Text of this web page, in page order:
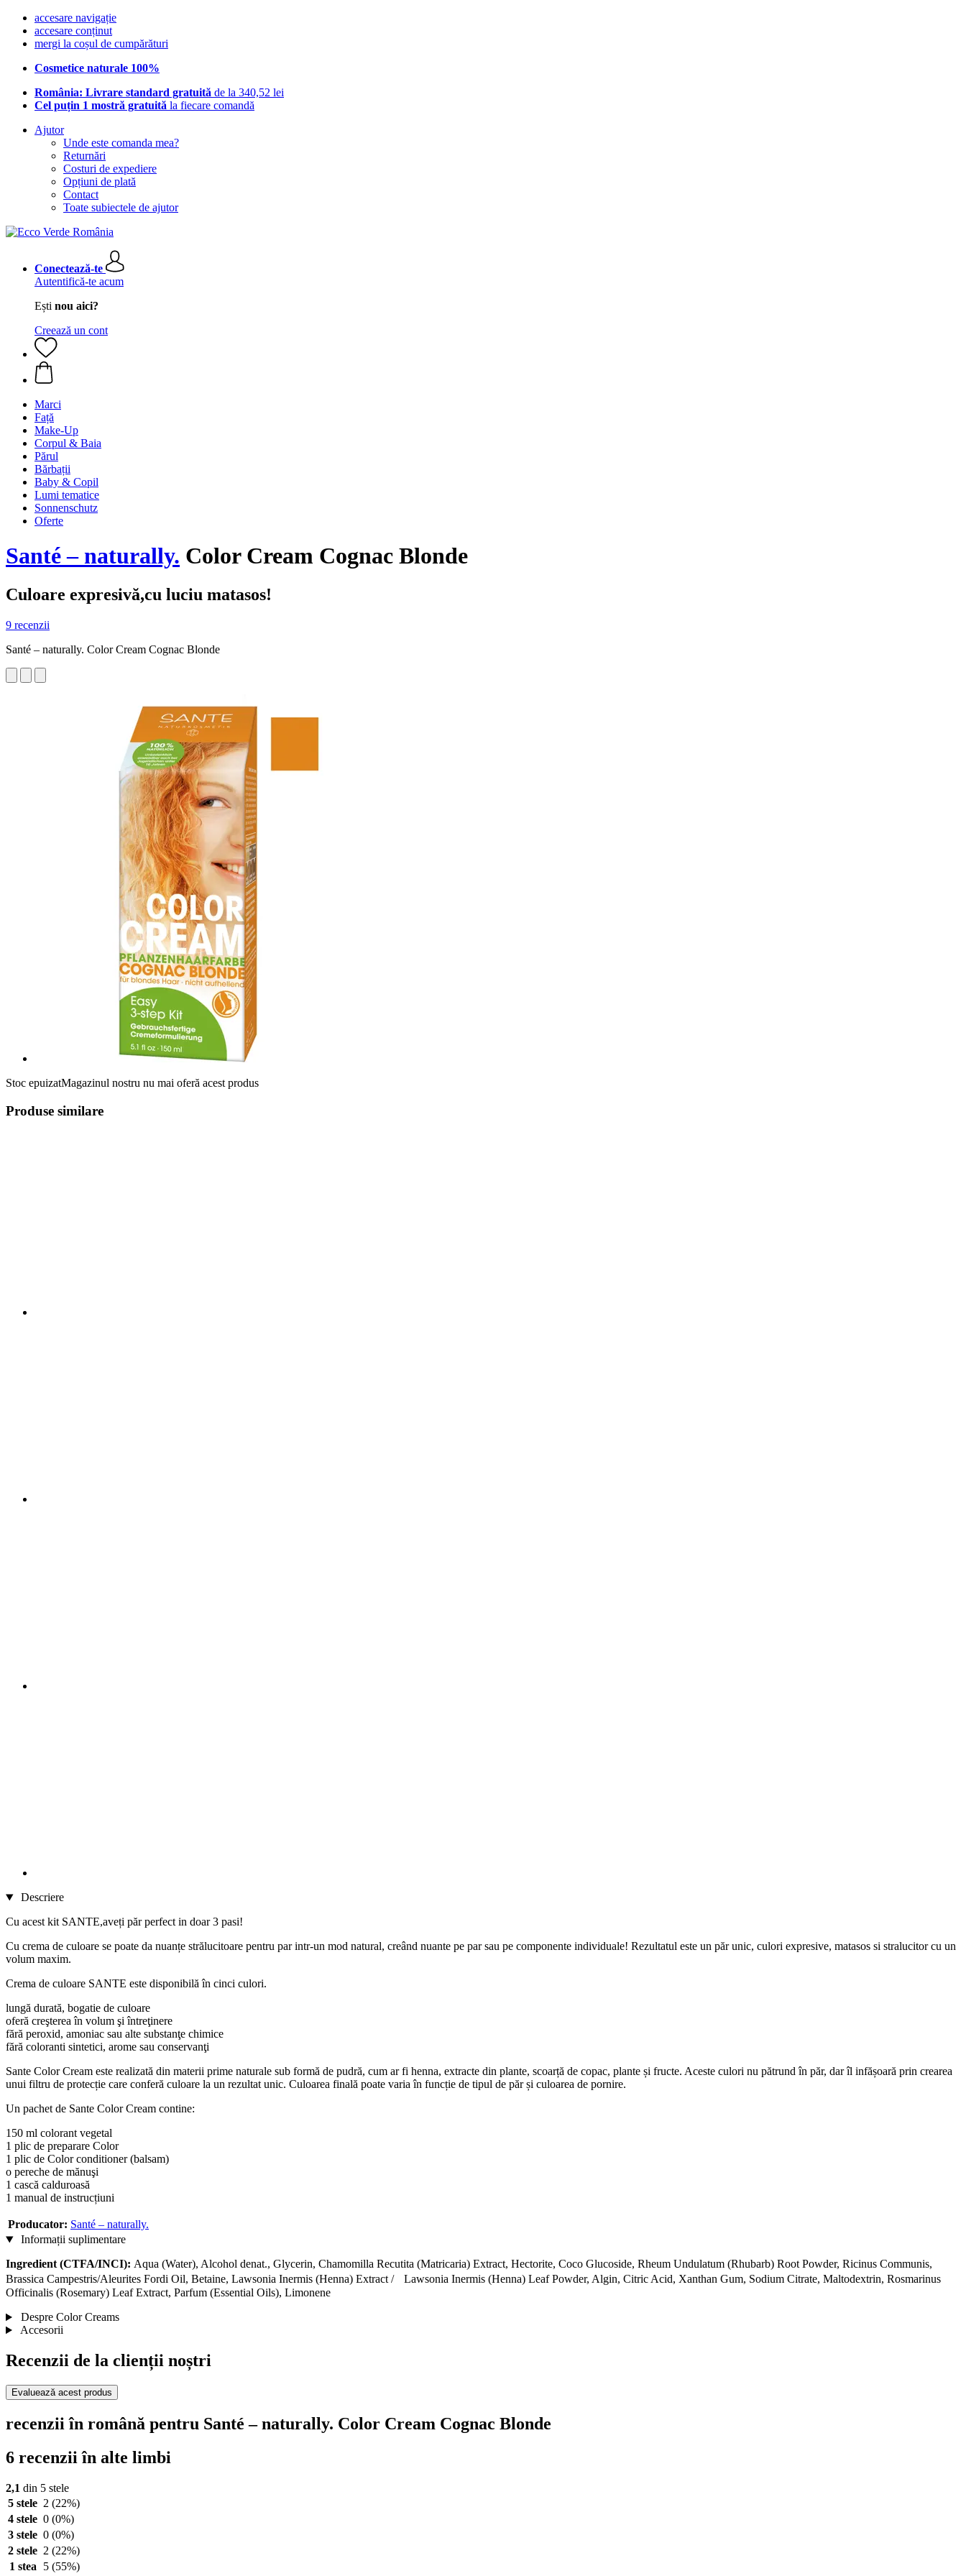
accesare navigație
accesare conținut
mergi la coșul de cumpărături
Cosmetice naturale 100%
România: Livrare standard gratuită de la 340,52 lei
Cel puțin 1 mostră gratuită la fiecare comandă
Ajutor
Unde este comanda mea?
Returnări
Costuri de expediere
Opțiuni de plată
Contact
Toate subiectele de ajutor
Conectează-te
Autentifică-te acum
Ești nou aici?
Creează un cont
Marci
Față
Make-Up
Corpul & Baia
Părul
Bărbații
Baby & Copil
Lumi tematice
Sonnenschutz
Oferte
Santé – naturally. Color Cream Cognac Blonde
Culoare expresivă,cu luciu matasos!
9 recenzii
Santé – naturally. Color Cream Cognac Blonde
Stoc epuizatMagazinul nostru nu mai oferă acest produs
Produse similare
Descriere
Cu acest kit SANTE,aveți păr perfect in doar 3 pasi!
Cu crema de culoare se poate da nuanțe strălucitoare pentru par intr-un mod natural, creând nuante pe par sau pe componente individuale! Rezultatul este un păr unic, culori expresive, matasos si stralucitor cu un
volum maxim.
Crema de culoare SANTE este disponibilă în cinci culori.
lungă durată, bogatie de culoare
oferă creşterea în volum şi întreţinere
fără peroxid, amoniac sau alte substanţe chimice
fără coloranti sintetici, arome sau conservanţi
Sante Color Cream este realizată din materii prime naturale sub formă de pudră, cum ar fi henna, extracte din plante, scoarță de copac, plante și fructe. Aceste culori nu pătrund în păr, dar îl infășoară prin crearea
unui filtru de protecție care conferă culoare la un rezultat unic. Culoarea finală poate varia în funcție de tipul de păr și culoarea de pornire.
Un pachet de Sante Color Cream contine:
150 ml colorant vegetal
1 plic de preparare Color
1 plic de Color conditioner (balsam)
o pereche de mănuşi
1 cască calduroasă
1 manual de instrucțiuni
Producator: Santé – naturally.
Informații suplimentare
Ingredient (CTFA/INCI): Aqua (Water), Alcohol denat., Glycerin, Chamomilla Recutita (Matricaria) Extract, Hectorite, Coco Glucoside, Rheum Undulatum (Rhubarb) Root Powder, Ricinus Communis,
Brassica Campestris/Aleurites Fordi Oil, Betaine, Lawsonia Inermis (Henna) Extract / Lawsonia Inermis (Henna) Leaf Powder, Algin, Citric Acid, Xanthan Gum, Sodium Citrate, Maltodextrin, Rosmarinus
Officinalis (Rosemary) Leaf Extract, Parfum (Essential Oils), Limonene
Despre Color Creams
Accesorii
Recenzii de la clienții noștri
Evaluează acest produs
recenzii în română pentru Santé – naturally. Color Cream Cognac Blonde
6 recenzii în alte limbi
2,1 din 5 stele
5 stele 2 (22%)
4 stele 0 (0%)
3 stele 0 (0%)
2 stele 2 (22%)
1 stea
5 (55%)